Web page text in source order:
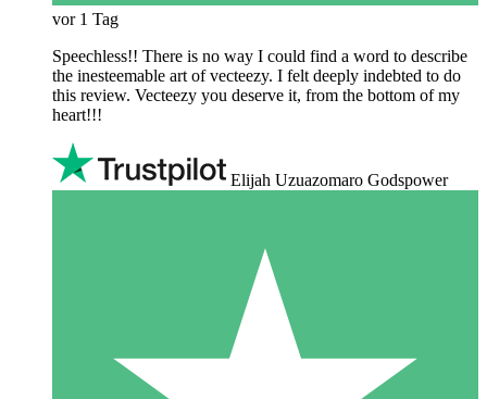
vor 1 Tag
Speechless!! There is no way I could find a word to describe
the inesteemable art of vecteezy. I felt deeply indebted to do
this review. Vecteezy you deserve it, from the bottom of my
heart!!!
Elijah Uzuazomaro Godspower